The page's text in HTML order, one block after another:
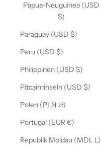
Papua-Neuguinea (USD
$)
Paraguay (USD $)
Peru (USD $)
Philippinen (USD $)
Pitcairninseln (USD $)
Polen (PLN zł)
Portugal (EUR €)
Republik Moldau (MDL L)